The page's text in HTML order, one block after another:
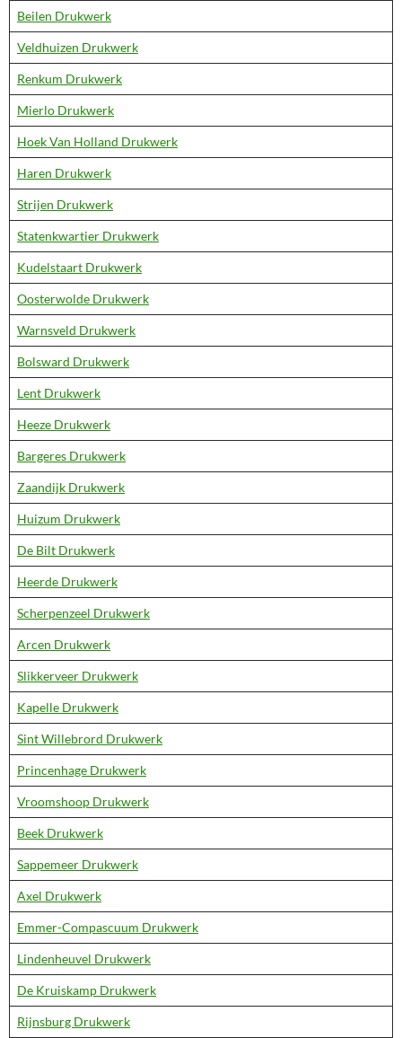
Beilen Drukwerk
Veldhuizen Drukwerk
Renkum Drukwerk
Mierlo Drukwerk
Hoek Van Holland Drukwerk
Haren Drukwerk
Strijen Drukwerk
Statenkwartier Drukwerk
Kudelstaart Drukwerk
Oosterwolde Drukwerk
Warnsveld Drukwerk
Bolsward Drukwerk
Lent Drukwerk
Heeze Drukwerk
Bargeres Drukwerk
Zaandijk Drukwerk
Huizum Drukwerk
De Bilt Drukwerk
Heerde Drukwerk
Scherpenzeel Drukwerk
Arcen Drukwerk
Slikkerveer Drukwerk
Kapelle Drukwerk
Sint Willebrord Drukwerk
Princenhage Drukwerk
Vroomshoop Drukwerk
Beek Drukwerk
Sappemeer Drukwerk
Axel Drukwerk
Emmer-Compascuum Drukwerk
Lindenheuvel Drukwerk
De Kruiskamp Drukwerk
Rijnsburg Drukwerk